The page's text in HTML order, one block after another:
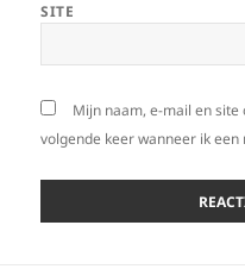
SITE
Mijn naam, e-mail en
volgende keer wanneer ik een